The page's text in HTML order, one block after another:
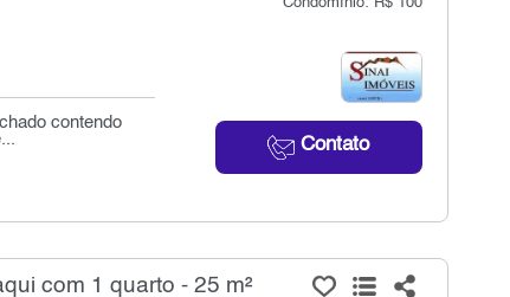
Condomínio: R$ 100
Contato
contendo
com 1 quarto - 25 m²